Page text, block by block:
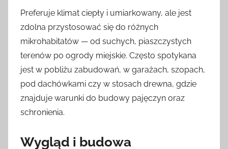
Preferuje klimat ciepły i umiarkowany, ale jest
zdolna przystosować się do różnych
mikrohabitatów — od suchych, piaszczystych
terenów po ogrody miejskie. Często spotykana
jest w pobliżu zabudowań, w garażach, szopach,
pod dachówkami czy w stosach drewna, gdzie
znajduje warunki do budowy pajęczyn oraz
schronienia.
Wygląd i budowa